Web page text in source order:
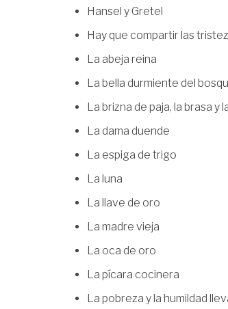
Hansel y Gretel
Hay que compartir las
La abeja reina
La bella durmiente del
La brizna de paja, la brasa y
La dama duende
La espiga de trigo
La luna
La llave de oro
La madre vieja
La oca de oro
La pícara cocinera
La pobreza y la humildad